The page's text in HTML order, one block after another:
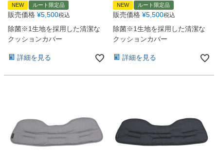
NEW ルート限定品
販売価格 ¥5,500税込
除菌※1生地を採用した清潔な
クッションカバー
詳細を見る
NEW ルート限定品
販売価格 ¥5,500税込
除菌※1生地を採用した清潔な
クッションカバー
詳細を見る